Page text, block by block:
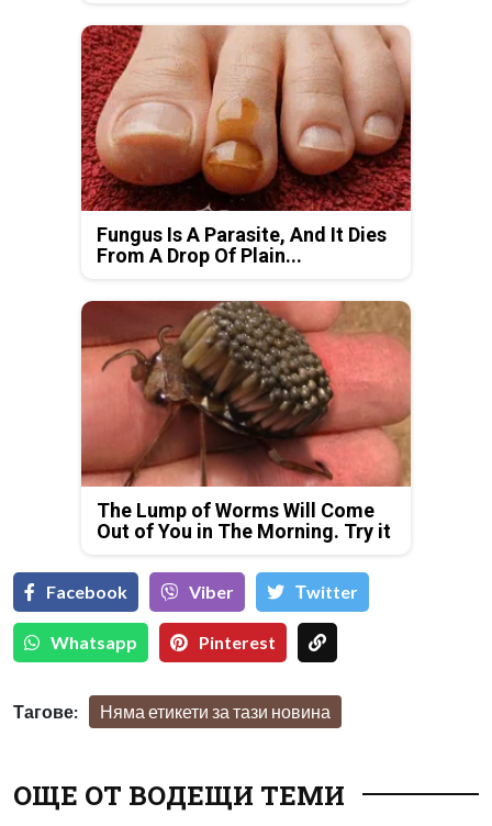
Fungus Is A Parasite, And It Dies
From A Drop Of Plain...
The Lump of Worms Will Come
Out of You in The Morning. Try it
Facebook Viber Тwitter
Whatsapp Pinterest
Тагове: Няма етикети за тази новина
ОЩЕ ОТ ВОДЕЩИ ТЕМИ